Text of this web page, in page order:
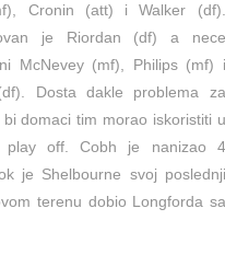
Cronin (att) i Walker (df).
je Riordan (df) a nece
McNevey (mf), Philips (mf) i
Dosta dakle problema za
domaci tim morao iskoristiti u
play off. Cobh je nanizao 4
je Shelbourne svoj poslednji
terenu dobio Longforda sa